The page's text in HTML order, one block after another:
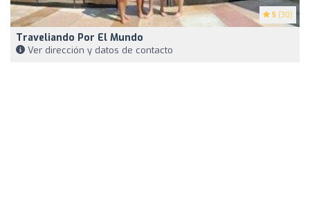
5 (30)
Traveliando Por El Mundo
Ver dirección y datos de contacto